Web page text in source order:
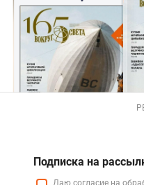
Подписка на
Даю согласие на